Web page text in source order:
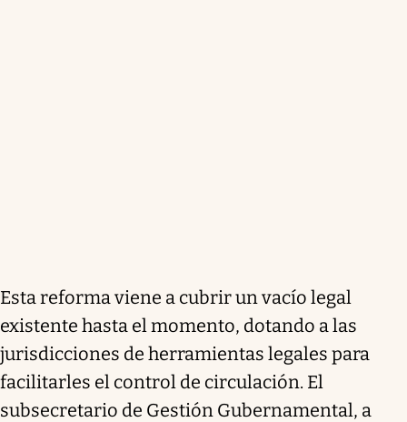
Esta reforma viene a cubrir un vacío legal
existente hasta el momento, dotando a las
jurisdicciones de herramientas legales para
facilitarles el control de circulación. El
subsecretario de Gestión Gubernamental, a